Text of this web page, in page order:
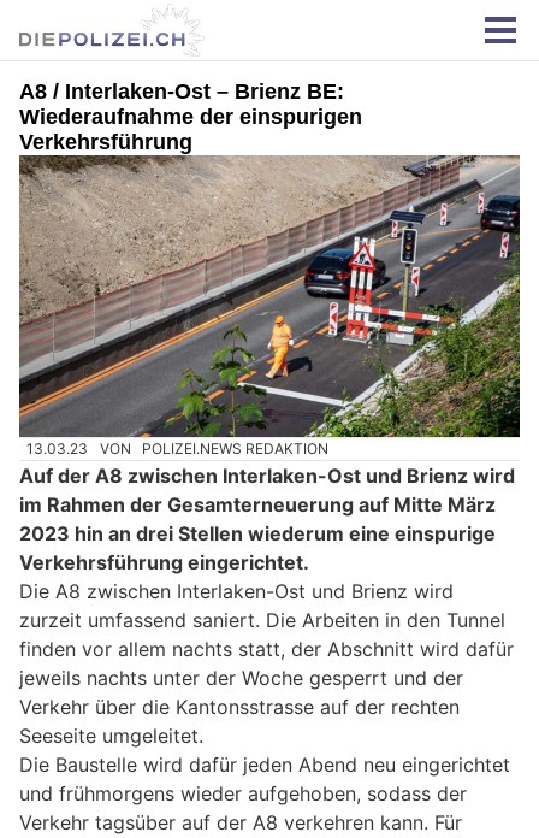
A8 / Interlaken-Ost – Brienz BE:
Wiederaufnahme der einspurigen
Verkehrsführung
13.03.23 VON POLIZEI.NEWS REDAKTION
Auf der A8 zwischen Interlaken-Ost und Brienz wird
im Rahmen der Gesamterneuerung auf Mitte März
2023 hin an drei Stellen wiederum eine einspurige
Verkehrsführung eingerichtet.
Die A8 zwischen Interlaken-Ost und Brienz wird
zurzeit umfassend saniert. Die Arbeiten in den Tunnel
finden vor allem nachts statt, der Abschnitt wird dafür
jeweils nachts unter der Woche gesperrt und der
Verkehr über die Kantonsstrasse auf der rechten
Seeseite umgeleitet.
Die Baustelle wird dafür jeden Abend neu eingerichtet
und frühmorgens wieder aufgehoben, sodass der
Verkehr tagsüber auf der A8 verkehren kann. Für